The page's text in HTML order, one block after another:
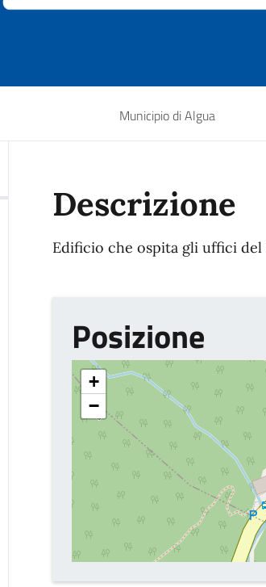
Municipio di Algua
Descrizione
Edificio che ospita gli uffici
Posizione
+
−